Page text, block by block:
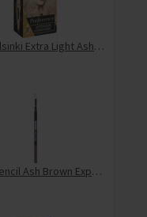
10.1 Helsinki Extra Light Ash Blonde
Brow Pencil Ash Brown Express Ultra Slim 4.5 1 Styck